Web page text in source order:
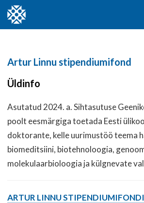
Artur Linnu stipendiumifond
Üldinfo
Asutatud 2024. a. Sihtasutuse
poolt eesmärgiga toetada Eesti
doktorante, kelle uurimustöö teema
biomeditsiini, biotehnoloogia,
molekulaarbioloogia ja külgnevate
ARTUR LINNU